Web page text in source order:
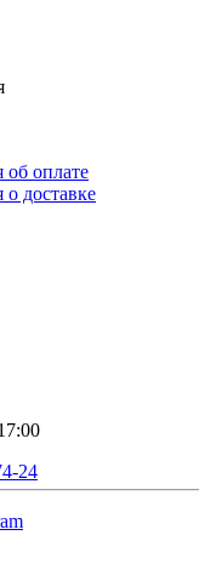
оплате
доставке
24